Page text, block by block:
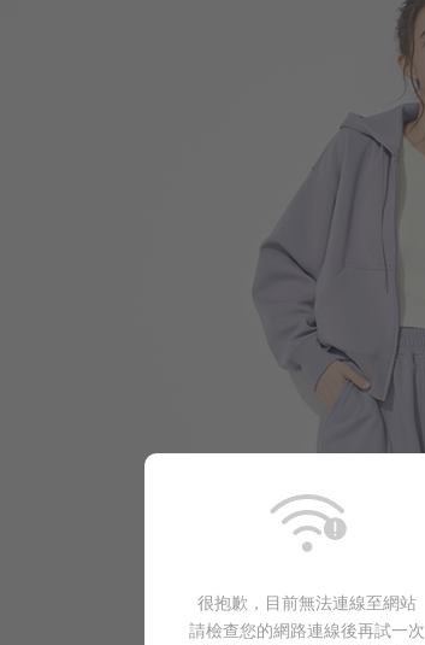
$ 299 $ 350
很抱歉，目前無法連線至網站
請檢查您的網路連線後再試一次